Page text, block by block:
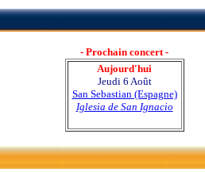
- Prochain concert -
Aujourd'hui
Jeudi 6 Août
San Sebastian (Espagne)
Iglesia de San Ignacio